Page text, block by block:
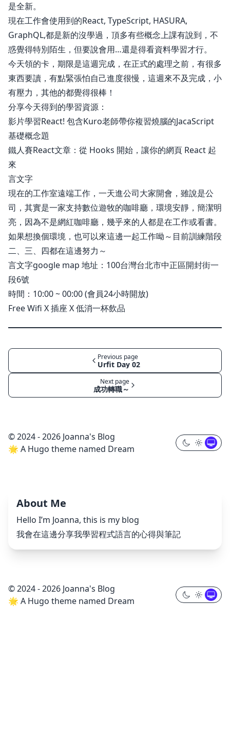
是全新。
現在工作會使用到的React, TypeScript, HASURA,
GraphQL,都是新的沒學過，頂多有些概念上課有說到，不
惑覺得特別陌生，但要說會用…還是得看資料學習才行。
今天領的卡，期限是這週完成，在正式的處理之前，有很多
東西要讀，有點緊張怕自己進度很慢，這週來不及完成，小
有壓力，其他的都覺得很棒！
分享今天得到的學習資源：
影片學習React! 包含Kuro老師帶你複習燒腦的JacaScript
基礎概念題
鐵人賽React文章：從 Hooks 開始，讓你的網頁 React 起
來
言文字
現在的工作室遠端工作，一天進公司大家開會，雖說是公
司，其實是一家支持數位遊牧的咖啡廳，環境安靜，簡潔明
亮，因為不是網紅咖啡廳，幾乎來的人都是在工作或看書。
如果想換個環境，也可以來這邊一起工作呦～目前訓練階段
二、三、四都在這邊努力～
言文字google map 地址：100台灣台北市中正區開封街一
段6號
時間：10:00 ~ 00:00 (會員24小時開放)
Free Wifi X 插座 X 低消一杯飲品
Previous page
Urfit Day 02
Next page
成功轉職～
© 2024 - 2026 Joanna's Blog
🌟 A Hugo theme named Dream
About Me
Hello I’m Joanna, this is my blog
我會在這邊分享我學習程式語言的心得與筆記
© 2024 - 2026 Joanna's Blog
🌟 A Hugo theme named Dream